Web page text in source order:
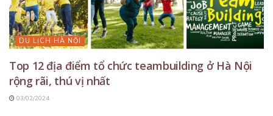
DU LỊCH HÀ NỘI
Top 12 địa điểm tổ chức teambuilding ở Hà Nội
rộng rãi, thú vị nhất
03/02/2024